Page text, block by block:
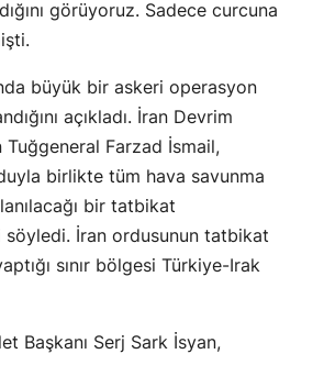
görüyoruz. Sadece curcuna
büyük bir askeri operasyon
açıkladı. İran Devrim
Tuğgeneral Farzad İsmail,
birlikte tüm hava savunma
bir tatbikat
söyledi. İran ordusunun tatbikat
sınır bölgesi Türkiye-Irak
Başkanı Serj Sark İsyan,